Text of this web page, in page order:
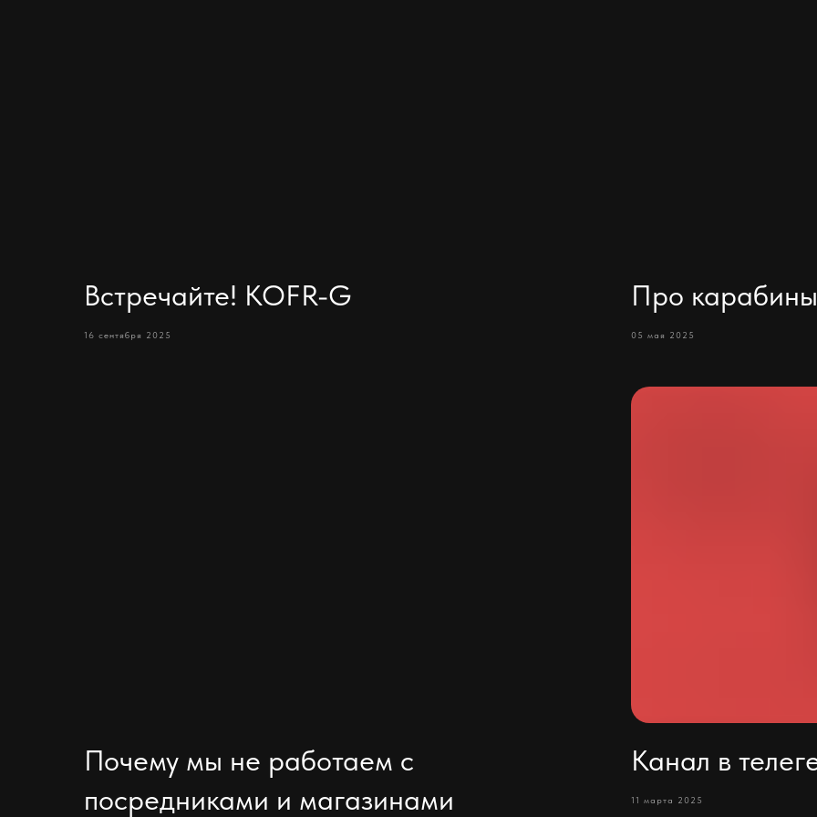
Встречайте! KOFR-G
16 сентября 2025
Про карабины
05 мая 2025
Почему мы не работаем с
посредниками и магазинами
Канал в
11 марта 2025